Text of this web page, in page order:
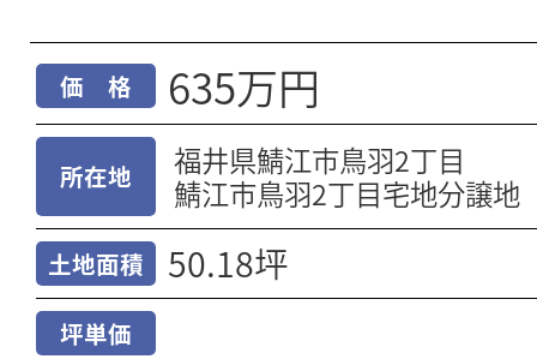
価 格 635万円
所在地
福井県鯖江市鳥羽2丁目
鯖江市鳥羽2丁目宅地分譲地
土地面積 50.18坪
坪単価